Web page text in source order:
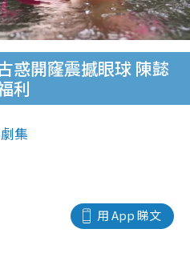
惑開窿震撼眼球 陳懿
利
集
用 App 睇文